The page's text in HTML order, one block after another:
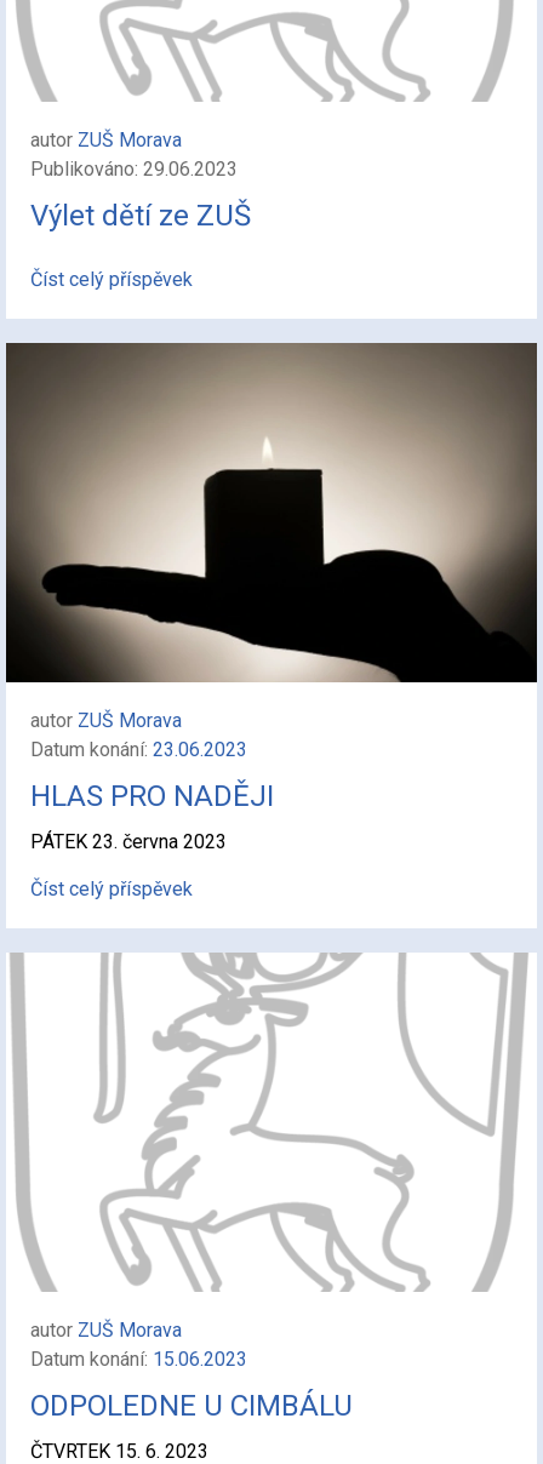
autor ZUŠ Morava
Publikováno: 29.06.2023
Výlet dětí ze ZUŠ
Číst celý příspěvek
autor ZUŠ Morava
Datum konání: 23.06.2023
HLAS PRO NADĚJI
PÁTEK 23. června 2023
Číst celý příspěvek
autor ZUŠ Morava
Datum konání: 15.06.2023
ODPOLEDNE U CIMBÁLU
ČTVRTEK 15. 6. 2023